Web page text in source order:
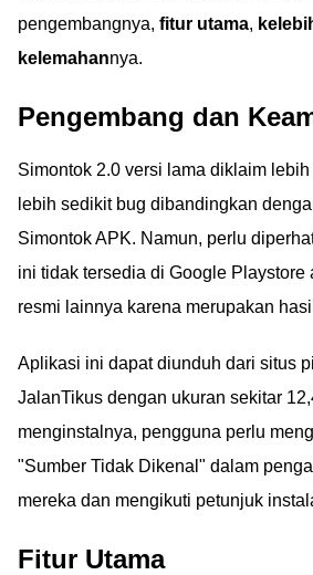
pengembangnya, fitur utama,
kelemahannya.
Pengembang dan
Simontok 2.0 versi lama diklaim
lebih sedikit bug dibandingkan
Simontok APK. Namun, perlu
ini tidak tersedia di Google Playstore
resmi lainnya karena merupakan
Aplikasi ini dapat diunduh dari situs
JalanTikus dengan ukuran sekitar
menginstalnya, pengguna perlu
"Sumber Tidak Dikenal" dalam
mereka dan mengikuti petunjuk
Fitur Utama